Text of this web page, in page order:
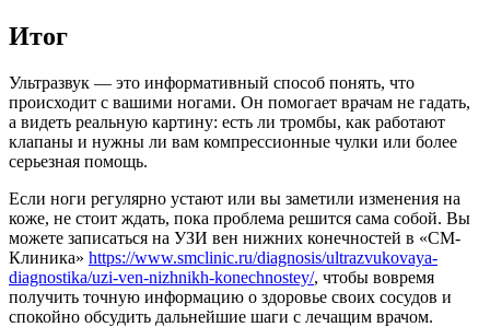
Итог
Ультразвук — это информативный способ понять, что
происходит с вашими ногами. Он помогает врачам не гадать,
а видеть реальную картину: есть ли тромбы, как работают
клапаны и нужны ли вам компрессионные чулки или более
серьезная помощь.
Если ноги регулярно устают или вы заметили изменения на
коже, не стоит ждать, пока проблема решится сама собой. Вы
можете записаться на УЗИ вен нижних конечностей в «СМ-
Клиника» https://www.smclinic.ru/diagnosis/ultrazvukovaya-
diagnostika/uzi-ven-nizhnikh-konechnostey/, чтобы вовремя
получить точную информацию о здоровье своих сосудов и
спокойно обсудить дальнейшие шаги с лечащим врачом.